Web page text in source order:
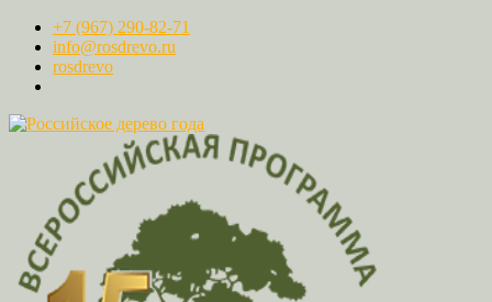
+7 (967) 290-82-71
info@rosdrevo.ru
rosdrevo